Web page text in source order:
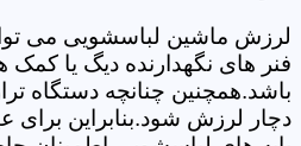
لرزش ماشین لباسشویی می
فنر های نگهدارنده دیگ یا کمک
باشد.همچنین چنانچه دستگاه
دچار لرزش شود.بنابراین برای